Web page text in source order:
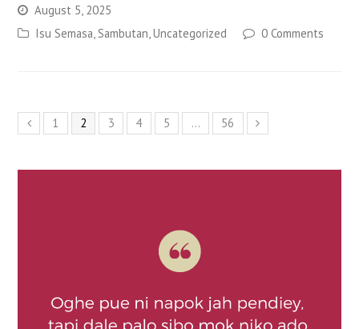
August 5, 2025
Isu Semasa,Sambutan,Uncategorized 0 Comments
1 2 3 4 5 … 56